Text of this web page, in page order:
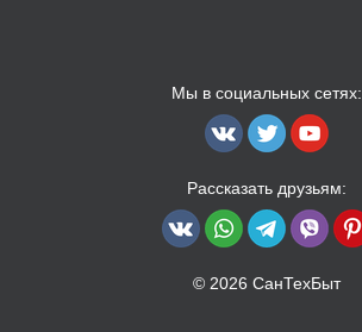
Мы в социальных сетях:
Рассказать друзьям:
© 2026 СанТехБыт